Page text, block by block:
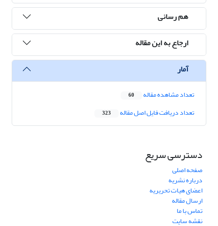
هم رسانی
ارجاع به این مقاله
آمار
تعداد مشاهده مقاله 60
تعداد دریافت فایل اصل مقاله 323
دسترسی سریع
صفحه اصلی
درباره نشریه
اعضای هیات تحریریه
ارسال مقاله
تماس با ما
نقشه سایت